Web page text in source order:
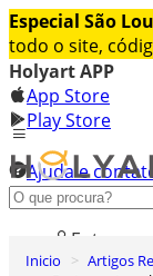
Especial São
todo o site,
Holyart APP
App Store
Play Store
Ajuda e
Conheça premium
Entrar
Lista de
Inicio Artigos